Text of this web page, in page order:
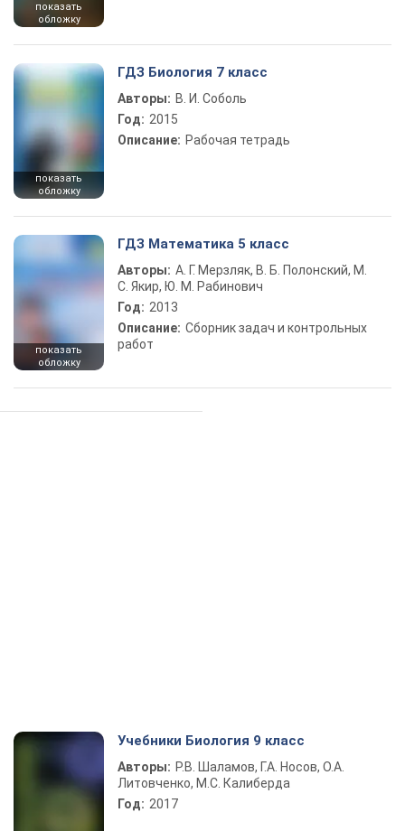
показать
обложку
показать
обложку
ГДЗ Биология 7 класс
Авторы: В. И. Соболь
Год: 2015
Описание: Рабочая тетрадь
показать
обложку
ГДЗ Математика 5 класс
Авторы: А. Г. Мерзляк, В. Б. Полонский, М.
С. Якир, Ю. М. Рабинович
Год: 2013
Описание: Сборник задач и контрольных
работ
Учебники Биология 9 класс
Авторы: Р.В. Шаламов, Г.А. Носов, О.А.
Литовченко, М.С. Калиберда
Год: 2017